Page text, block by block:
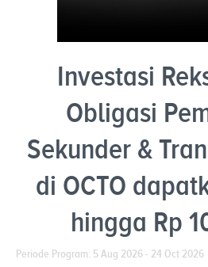
Investasi
Obligasi
Sekunder &
di OCTO
hingga Rp
Periode Program: 5 Aug 2026 - 24 Oct 2026